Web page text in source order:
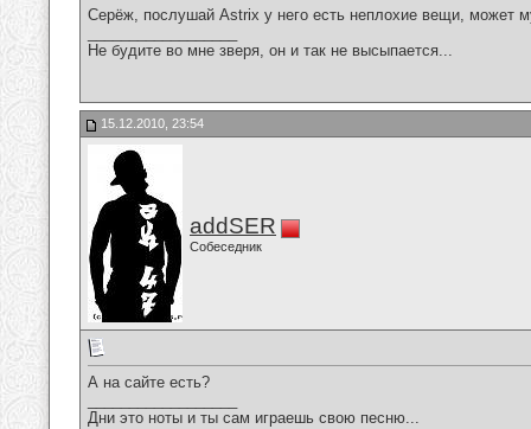
Серёж, послушай Astrix у него есть неплохие вещи, может
Не будите во мне зверя, он и так не высыпается...
15.12.2010, 23:54
addSER
Собеседник
А на сайте есть?
Дни это ноты и ты сам играешь свою песню...